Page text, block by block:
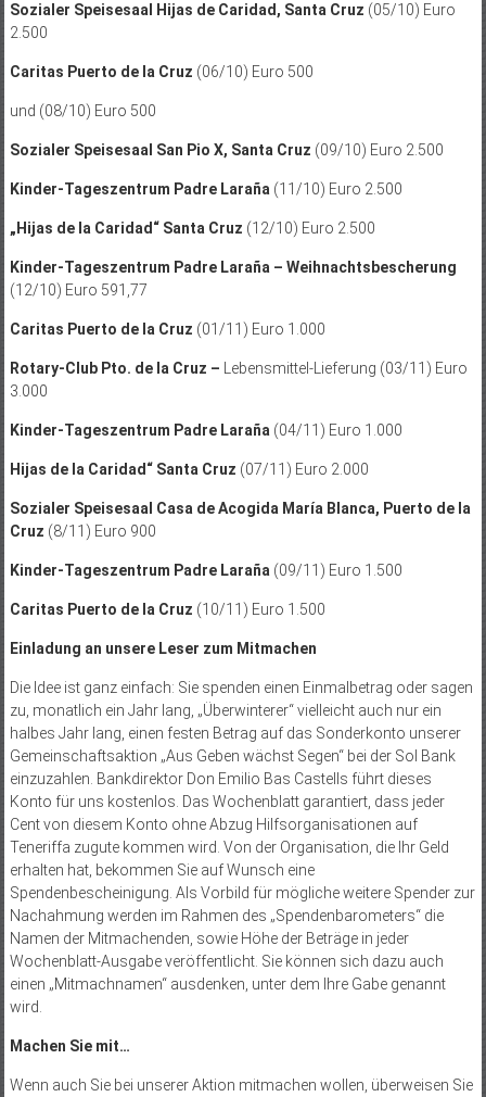
Sozialer Speisesaal Hijas de Caridad, Santa Cruz (05/10) Euro
2.500
Caritas Puerto de la Cruz (06/10) Euro 500
und (08/10) Euro 500
Sozialer Speisesaal San Pio X, Santa Cruz (09/10) Euro 2.500
Kinder-Tageszentrum Padre Laraña (11/10) Euro 2.500
„Hijas de la Caridad“ Santa Cruz (12/10) Euro 2.500
Kinder-Tageszentrum Padre Laraña – Weihnachtsbescherung
(12/10) Euro 591,77
Caritas Puerto de la Cruz (01/11) Euro 1.000
Rotary-Club Pto. de la Cruz – Lebensmittel-Lieferung (03/11) Euro
3.000
Kinder-Tageszentrum Padre Laraña (04/11) Euro 1.000
Hijas de la Caridad“ Santa Cruz (07/11) Euro 2.000
Sozialer Speisesaal Casa de Acogida María Blanca, Puerto de la
Cruz (8/11) Euro 900
Kinder-Tageszentrum Padre Laraña (09/11) Euro 1.500
Caritas Puerto de la Cruz (10/11) Euro 1.500
Einladung an unsere Leser zum Mitmachen
Die Idee ist ganz einfach: Sie spenden einen Einmalbetrag oder sagen
zu, monatlich ein Jahr lang, „Überwinterer“ vielleicht auch nur ein
halbes Jahr lang, einen festen Betrag auf das Sonderkonto unserer
Gemeinschaftsaktion „Aus Geben wächst Segen“ bei der Sol Bank
einzuzahlen. Bankdirektor Don Emilio Bas Castells führt dieses
Konto für uns kos­tenlos. Das Wochenblatt garantiert, dass jeder
Cent von diesem Konto ohne Abzug Hilfsorganisationen auf
Teneriffa zugute kommen wird. Von der Organisation, die Ihr Geld
erhalten hat, bekommen Sie auf Wunsch eine
Spendenbescheinigung. Als Vorbild für mögliche weitere Spender zur
Nachahmung werden im Rahmen des „Spendenbarometers“ die
Namen der Mitmachenden, sowie Höhe der Beträge in jeder
Wochenblatt-Ausgabe veröffentlicht. Sie können sich dazu auch
einen „Mitmachnamen“ ausdenken, unter dem Ihre Gabe genannt
wird.
Machen Sie mit…
Wenn auch Sie bei unserer Aktion mitmachen wollen, überweisen Sie